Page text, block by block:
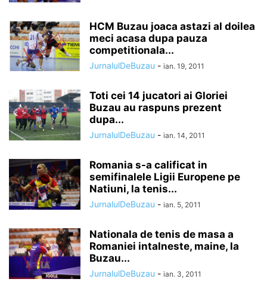
HCM Buzau joaca astazi al doilea
meci acasa dupa pauza
competitionala...
JurnalulDeBuzau - ian. 19, 2011
Toti cei 14 jucatori ai Gloriei
Buzau au raspuns prezent
dupa...
JurnalulDeBuzau - ian. 14, 2011
Romania s-a calificat in
semifinalele Ligii Europene pe
Natiuni, la tenis...
JurnalulDeBuzau - ian. 5, 2011
Nationala de tenis de masa a
Romaniei intalneste, maine, la
Buzau...
JurnalulDeBuzau - ian. 3, 2011